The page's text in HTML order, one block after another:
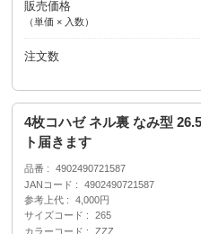
販売価格
（単価 × 入数）
注文数
4枚コハゼ ネル裏 なみ型
ト届きます
品番
4902490721587
JANコード
4902490721587
参考上代
4,000円
サイズコード
265
カラーコード
ZZZ